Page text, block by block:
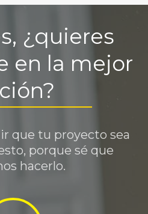
¿quieres
en la mejor
que tu proyecto sea
porque sé que
hacerlo.